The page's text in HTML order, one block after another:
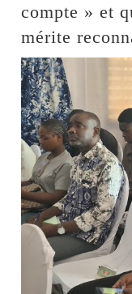
compte » et
mérite